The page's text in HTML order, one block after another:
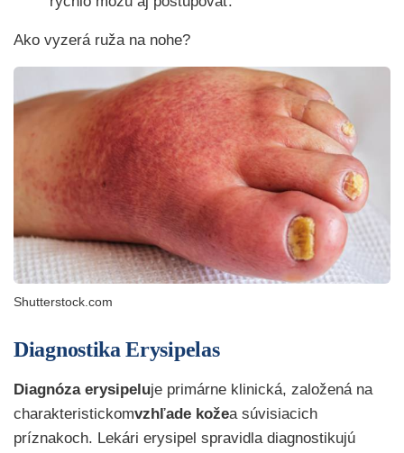
Ako vyzerá ruža na nohe?
Shutterstock.com
Diagnostika Erysipelas
Diagnóza erysipeluje primárne klinická, založená na
charakteristickomvzhľade kožea súvisiacich
príznakoch. Lekári erysipel spravidla diagnostikujú